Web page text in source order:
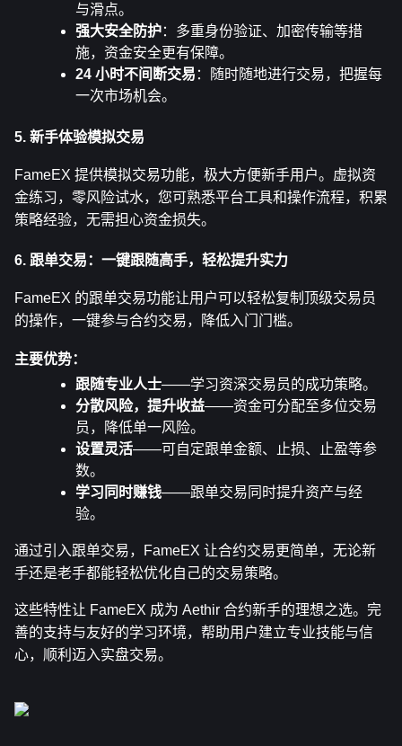
与滑点。
强大安全防护：多重身份验证、加密传输等措
施，资金安全更有保障。
24 小时不间断交易 ：随时随地进行交易，把握每
一次市场机会。
5. 新手体验模拟交易
FameEX 提供模拟交易功能，极大方便新手用户。虚拟资
金练习，零风险试水，您可熟悉平台工具和操作流程，积累
策略经验，无需担心资金损失。
6. 跟单交易：一键跟随高手，轻松提升实力
FameEX 的跟单交易功能让用户可以轻松复制顶级交易员
的操作，一键参与合约交易，降低入门门槛。
主要优势：
跟随专业人士——学习资深交易员的成功策略。
分散风险，提升收益——资金可分配至多位交易
员，降低单一风险。
设置灵活——可自定跟单金额、止损、止盈等参
数。
学习同时赚钱——跟单交易同时提升资产与经
验。
通过引入跟单交易，FameEX 让合约交易更简单，无论新
手还是老手都能轻松优化自己的交易策略。
这些特性让 FameEX 成为 Aethir 合约新手的理想之选。完
善的支持与友好的学习环境，帮助用户建立专业技能与信
心，顺利迈入实盘交易。